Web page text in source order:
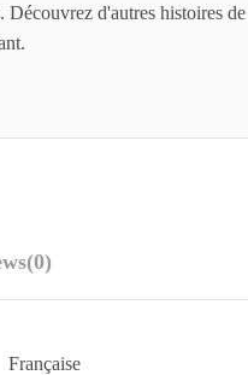
d'autres histoires
(0)
Française